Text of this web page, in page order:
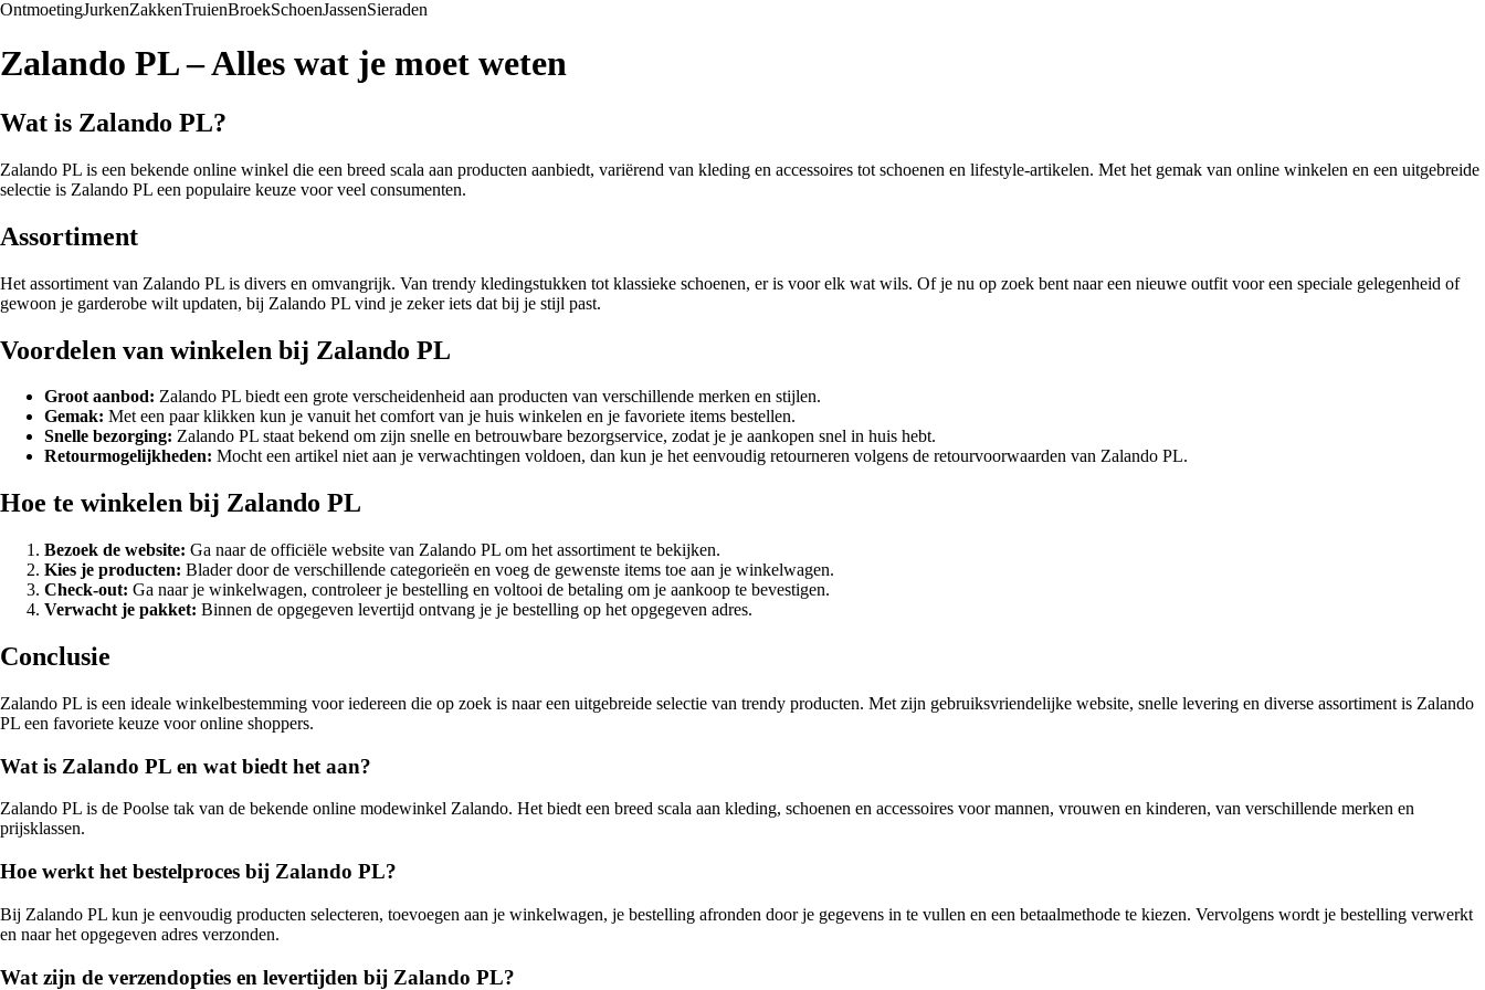
OntmoetingJurkenZakkenTruienBroekSchoenJassenSieraden
Zalando PL – Alles wat je moet weten
Wat is Zalando PL?
Zalando PL is een bekende online winkel die een breed scala aan producten aanbiedt, variërend van kleding en accessoires tot schoenen en lifestyle-artikelen. Met het gemak van online winkelen en een uitgebreide
selectie is Zalando PL een populaire keuze voor veel consumenten.
Assortiment
Het assortiment van Zalando PL is divers en omvangrijk. Van trendy kledingstukken tot klassieke schoenen, er is voor elk wat wils. Of je nu op zoek bent naar een nieuwe outfit voor een speciale gelegenheid of
gewoon je garderobe wilt updaten, bij Zalando PL vind je zeker iets dat bij je stijl past.
Voordelen van winkelen bij Zalando PL
Groot aanbod: Zalando PL biedt een grote verscheidenheid aan producten van verschillende merken en stijlen.
Gemak: Met een paar klikken kun je vanuit het comfort van je huis winkelen en je favoriete items bestellen.
Snelle bezorging: Zalando PL staat bekend om zijn snelle en betrouwbare bezorgservice, zodat je je aankopen snel in huis hebt.
Retourmogelijkheden: Mocht een artikel niet aan je verwachtingen voldoen, dan kun je het eenvoudig retourneren volgens de retourvoorwaarden van Zalando PL.
Hoe te winkelen bij Zalando PL
Bezoek de website: Ga naar de officiële website van Zalando PL om het assortiment te bekijken.
Kies je producten: Blader door de verschillende categorieën en voeg de gewenste items toe aan je winkelwagen.
Check-out: Ga naar je winkelwagen, controleer je bestelling en voltooi de betaling om je aankoop te bevestigen.
Verwacht je pakket: Binnen de opgegeven levertijd ontvang je je bestelling op het opgegeven adres.
Conclusie
Zalando PL is een ideale winkelbestemming voor iedereen die op zoek is naar een uitgebreide selectie van trendy producten. Met zijn gebruiksvriendelijke website, snelle levering en diverse assortiment is Zalando
PL een favoriete keuze voor online shoppers.
Wat is Zalando PL en wat biedt het aan?
Zalando PL is de Poolse tak van de bekende online modewinkel Zalando. Het biedt een breed scala aan kleding, schoenen en accessoires voor mannen, vrouwen en kinderen, van verschillende merken en
prijsklassen.
Hoe werkt het bestelproces bij Zalando PL?
Bij Zalando PL kun je eenvoudig producten selecteren, toevoegen aan je winkelwagen, je bestelling afronden door je gegevens in te vullen en een betaalmethode te kiezen. Vervolgens wordt je bestelling verwerkt
en naar het opgegeven adres verzonden.
Wat zijn de verzendopties en levertijden bij Zalando PL?